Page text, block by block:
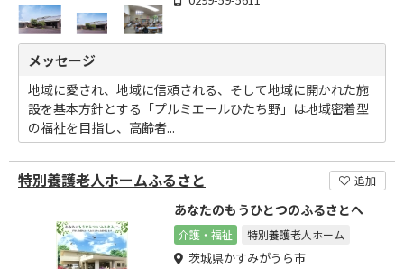
メッセージ
地域に愛され、地域に信頼される、そして地域に開かれた施
設を基本方針とする「プルミエールひたち野」は地域密着型
の福祉を目指し、高齢者...
特別養護老人ホームふるさと 追加
あなたのもうひとつのふるさとへ
介護・福祉 特別養護老人ホーム
茨城県かすみがうら市